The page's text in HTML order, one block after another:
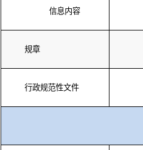
信息内容
规章
行政规范性文件